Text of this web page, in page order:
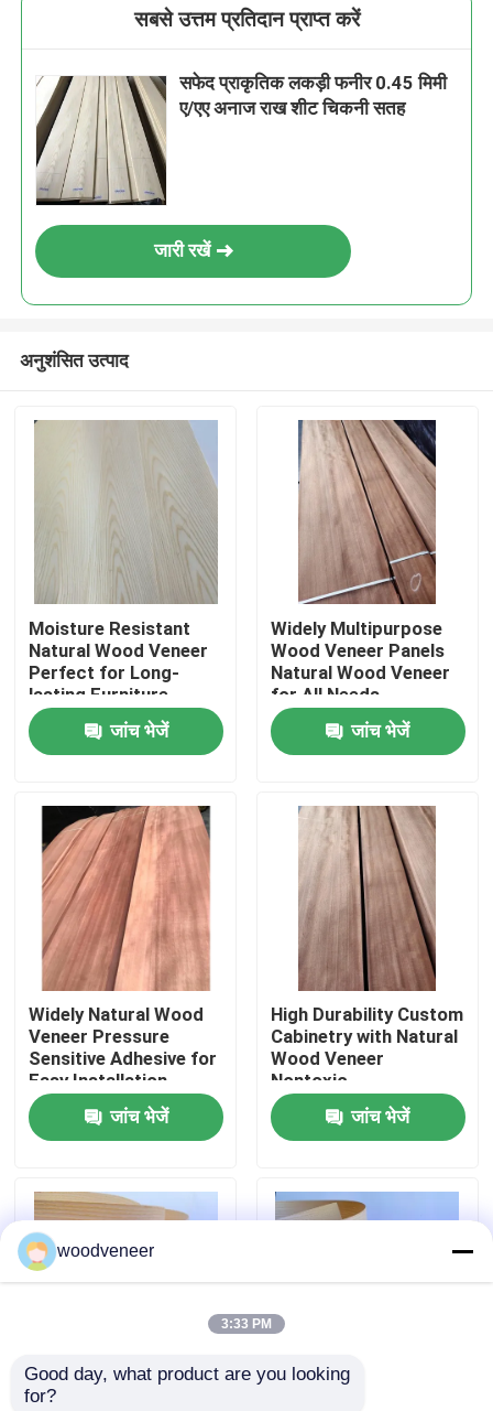
उत्पादों
हमारे बारे में
कारखाना भ्रमण
गुणवत्ता नियंत्रण
संपर्क करें
एक उद्धरण का अनुरोध करें
प्राकृतिक लकड़ी लिबास
लकड़ी का फर्श लिबास
सबसे उत्तम प्रतिदान प्राप्त करें
सफेद प्राकृतिक लकड़ी फनीर 0.45 मिमी
ए/एए अनाज राख शीट चिकनी सतह
जारी रखें
अनुशंसित उत्पाद
Moisture Resistant
Natural Wood Veneer
Perfect for Long-
lasting Furniture
जांच भेजें
Widely Multipurpose
Wood Veneer Panels
Natural Wood Veneer
for All Needs
जांच भेजें
Widely Natural Wood
Veneer Pressure
Sensitive Adhesive for
Easy Installation
जांच भेजें
High Durability Custom
Cabinetry with Natural
Wood Veneer
Nontoxic
जांच भेजें
Moisture Resistant
woodveneer
3:33 PM
Good day, what product are you looking
for?